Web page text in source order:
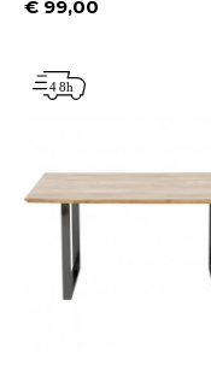
Prijs
€ 99,00